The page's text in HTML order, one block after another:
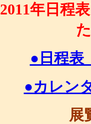
2011年日程
●日程表
●カレン
展